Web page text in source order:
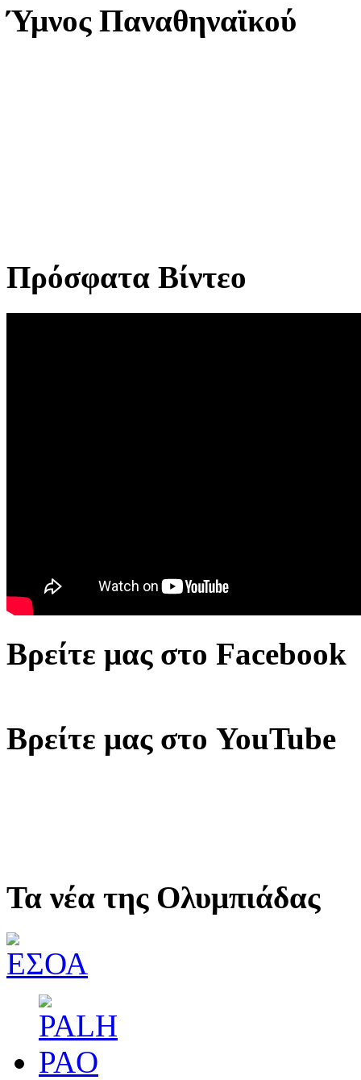
Ύμνος Παναθηναϊκού
Πρόσφατα Βίντεο
Βρείτε μας στο Facebook
Βρείτε μας στο YouTube
Τα νέα της Ολυμπιάδας